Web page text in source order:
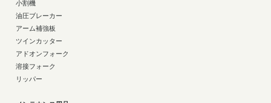
小割機
油圧ブレーカー
アーム補強板
ツインカッター
アドオンフォーク
溶接フォーク
リッパー